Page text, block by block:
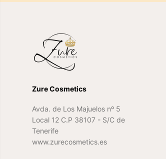
Zure Cosmetics
Avda. de Los Majuelos nº 5
Local 12 C.P 38107 - S/C de
Tenerife
www.zurecosmetics.es